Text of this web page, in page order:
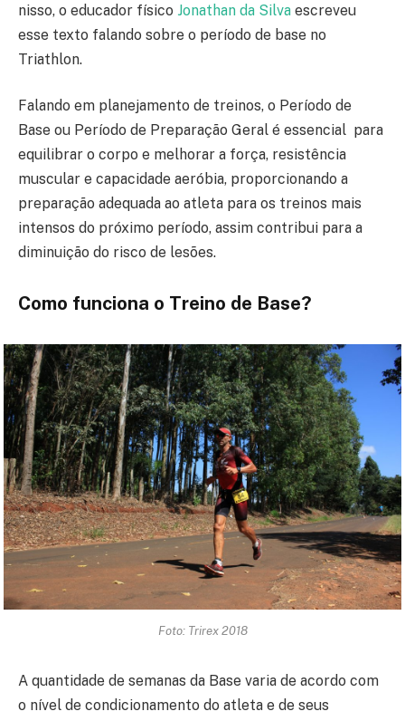
nisso, o educador físico Jonathan da Silva escreveu
esse texto falando sobre o período de base no
Triathlon.
Falando em planejamento de treinos, o Período de
Base ou Período de Preparação Geral é essencial para
equilibrar o corpo e melhorar a força, resistência
muscular e capacidade aeróbia, proporcionando a
preparação adequada ao atleta para os treinos mais
intensos do próximo período, assim contribui para a
diminuição do risco de lesões.
Como funciona o Treino de Base?
Foto: Trirex 2018
A quantidade de semanas da Base varia de acordo com
o nível de condicionamento do atleta e de seus